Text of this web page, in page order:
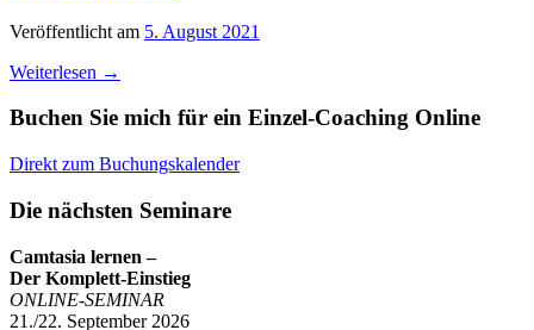
Veröffentlicht am 5. August 2021
Weiterlesen →
Buchen Sie mich für ein Einzel-Coaching Online
Direkt zum Buchungskalender
Die nächsten Seminare
Camtasia lernen –
Der Komplett-Einstieg
ONLINE-SEMINAR
21./22. September 2026